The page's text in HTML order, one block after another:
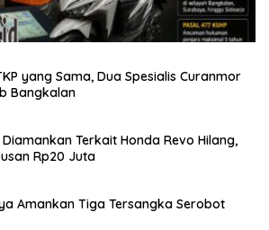
yang Sama, Dua Spesialis Curanmor
Bangkalan
Terkait Honda Revo Hilang,
Rp20 Juta
Amankan Tiga Tersangka Serobot